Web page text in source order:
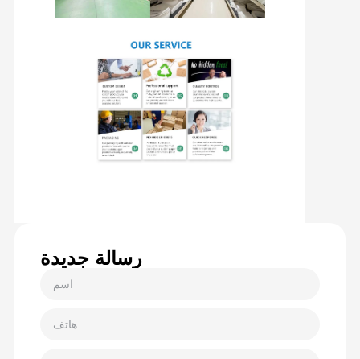
رسالة جديدة